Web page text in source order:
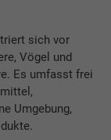
sich vor
Vögel und
Es umfasst frei
Umgebung,